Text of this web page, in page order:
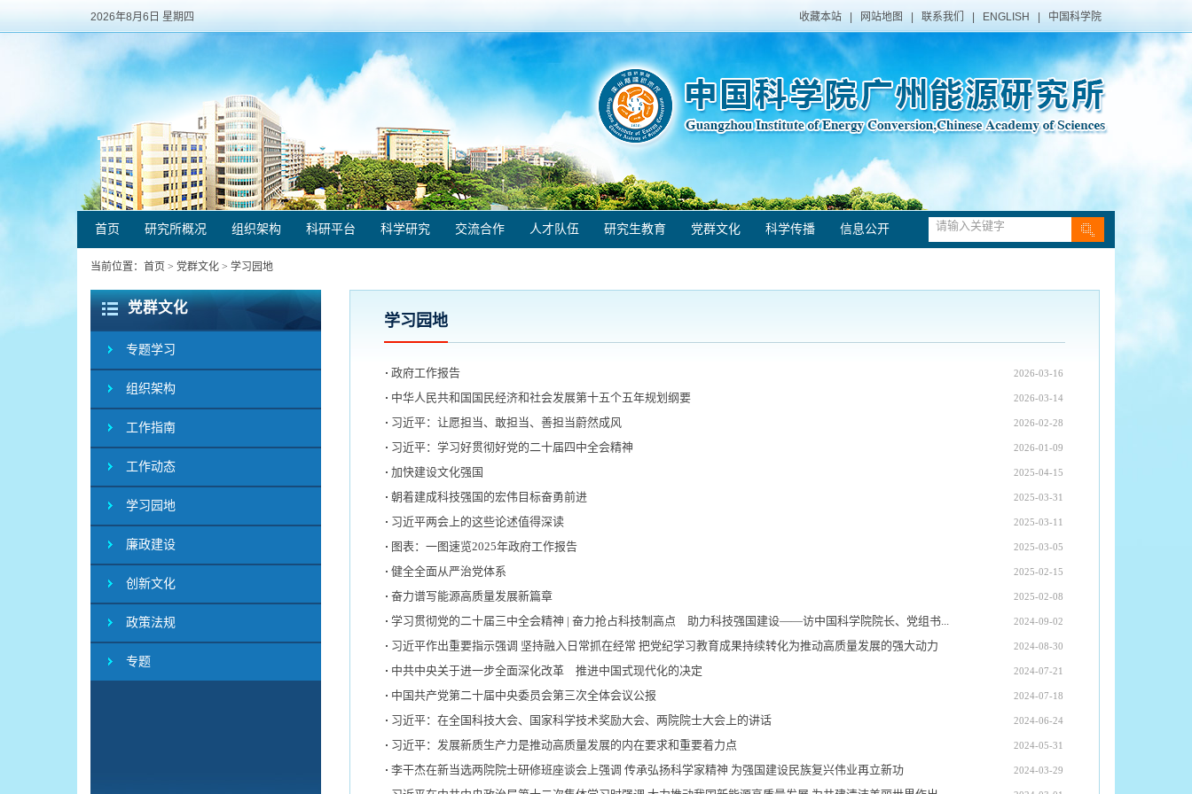
2026年8月6日 星期四 收藏本站 网站地图 联系我们 ENGLISH 中国科学院
首页 研究所概况 组织架构 科研平台 科学研究 交流合作 人才队伍 研究生教育 党群文化 科学传播 信息公开
当前位置： 首页 > 党群文化 > 学习园地
党群文化
专题学习
组织架构
工作指南
工作动态
学习园地
廉政建设
创新文化
政策法规
专题
学习园地
2026-03-16
政府工作报告
2026-03-14
中华人民共和国国民经济和社会发展第十五个五年规划纲要
2026-02-28
习近平：让愿担当、敢担当、善担当蔚然成风
2026-01-09
习近平：学习好贯彻好党的二十届四中全会精神
2025-04-15
加快建设文化强国
2025-03-31
朝着建成科技强国的宏伟目标奋勇前进
2025-03-11
习近平两会上的这些论述值得深读
2025-03-05
图表：一图速览2025年政府工作报告
2025-02-15
健全全面从严治党体系
2025-02-08
奋力谱写能源高质量发展新篇章
2024-09-02
学习贯彻党的二十届三中全会精神 | 奋力抢占科技制高点 助力科技强国建设——访中国科学院院长、党组书...
2024-08-30
习近平作出重要指示强调 坚持融入日常抓在经常 把党纪学习教育成果持续转化为推动高质量发展的强大动力
2024-07-21
中共中央关于进一步全面深化改革 推进中国式现代化的决定
2024-07-18
中国共产党第二十届中央委员会第三次全体会议公报
2024-06-24
习近平：在全国科技大会、国家科学技术奖励大会、两院院士大会上的讲话
2024-05-31
习近平：发展新质生产力是推动高质量发展的内在要求和重要着力点
2024-03-29
李干杰在新当选两院院士研修班座谈会上强调 传承弘扬科学家精神 为强国建设民族复兴伟业再立新功